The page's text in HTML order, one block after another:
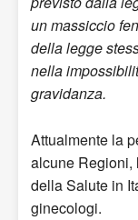
un massiccio
della legge
nella
gravidanza.
Attualmente la
alcune Regioni,
della Salute in
ginecologi.